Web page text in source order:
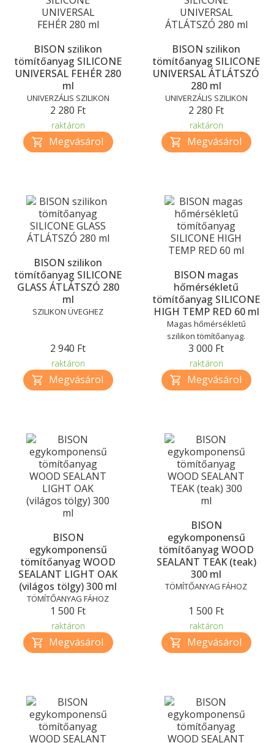
BISON szilikon
tömítőanyag SILICONE
UNIVERSAL FEHÉR 280
ml
UNIVERZÁLIS SZILIKON
2 280 Ft
raktáron
BISON szilikon
tömítőanyag SILICONE
UNIVERSAL ÁTLÁTSZÓ
280 ml
UNIVERZÁLIS SZILIKON
2 280 Ft
raktáron
BISON szilikon
tömítőanyag SILICONE
GLASS ÁTLÁTSZÓ 280
ml
SZILIKON ÜVEGHEZ
2 940 Ft
raktáron
BISON magas
hőmérsékletű
tömítőanyag SILICONE
HIGH TEMP RED 60 ml
Magas hőmérsékletű
szilikon tömítőanyag.
3 000 Ft
raktáron
BISON
egykomponensű
tömítőanyag WOOD
SEALANT LIGHT OAK
(világos tölgy) 300 ml
TÖMÍTŐANYAG FÁHOZ
1 500 Ft
raktáron
BISON
egykomponensű
tömítőanyag WOOD
SEALANT TEAK (teak)
300 ml
TÖMÍTŐANYAG FÁHOZ
1 500 Ft
raktáron